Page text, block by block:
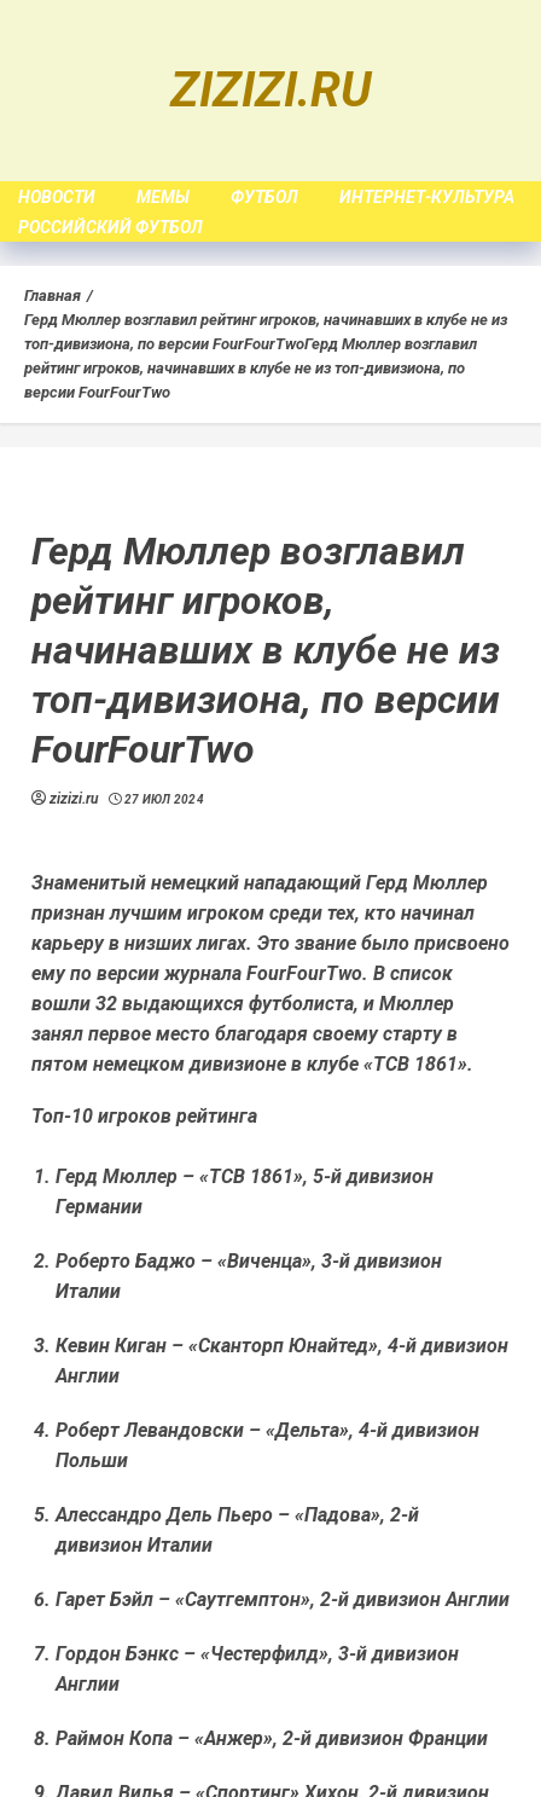
ZIZIZI.RU
НОВОСТИ МЕМЫ ФУТБОЛ
ИНТЕРНЕТ-КУЛЬТУРА
РОССИЙСКИЙ ФУТБОЛ
Главная
Герд Мюллер возглавил рейтинг игроков, начинавших в клубе не из
топ-дивизиона, по версии FourFourTwoГерд Мюллер возглавил
рейтинг игроков, начинавших в клубе не из топ-дивизиона, по
версии FourFourTwo
Герд Мюллер возглавил
рейтинг игроков,
начинавших в клубе не из
топ-дивизиона, по версии
FourFourTwo
zizizi.ru 27 ИЮЛ 2024
Знаменитый немецкий нападающий Герд Мюллер
признан лучшим игроком среди тех, кто начинал
карьеру в низших лигах. Это звание было присвоено
ему по версии журнала FourFourTwo. В список
вошли 32 выдающихся футболиста, и Мюллер
занял первое место благодаря своему старту в
пятом немецком дивизионе в клубе «ТСВ 1861».
Топ-10 игроков рейтинга
Герд Мюллер – «ТСВ 1861», 5-й дивизион
Германии
Роберто Баджо – «Виченца», 3-й дивизион
Италии
Кевин Киган – «Сканторп Юнайтед», 4-й дивизион
Англии
Роберт Левандовски – «Дельта», 4-й дивизион
Польши
Алессандро Дель Пьеро – «Падова», 2-й
дивизион Италии
Гарет Бэйл – «Саутгемптон», 2-й дивизион Англии
Гордон Бэнкс – «Честерфилд», 3-й дивизион
Англии
Раймон Копа – «Анжер», 2-й дивизион Франции
Давид Вилья – «Спортинг» Хихон, 2-й дивизион